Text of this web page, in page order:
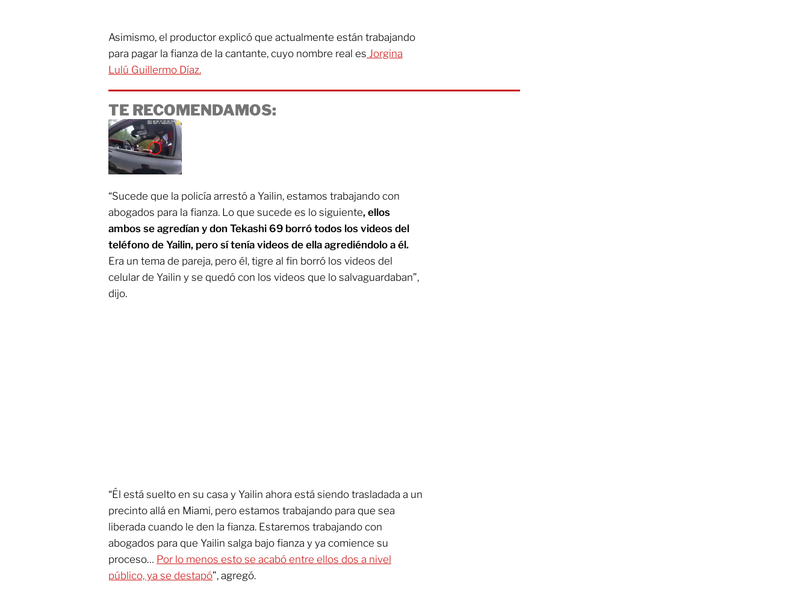
Asimismo, el productor explicó que actualmente están trabajando
para pagar la fianza de la cantante, cuyo nombre real es Jorgina
Lulú Guillermo Díaz.
TE RECOMENDAMOS:
“Sucede que la policía arrestó a Yailin, estamos trabajando con
abogados para la fianza. Lo que sucede es lo siguiente, ellos
ambos se agredían y don Tekashi 69 borró todos los videos del
teléfono de Yailin, pero sí tenía videos de ella agrediéndolo a él.
Era un tema de pareja, pero él, tigre al fin borró los videos del
celular de Yailin y se quedó con los videos que lo salvaguardaban”,
dijo.
“Él está suelto en su casa y Yailin ahora está siendo trasladada a un
precinto allá en Miami, pero estamos trabajando para que sea
liberada cuando le den la fianza. Estaremos trabajando con
abogados para que Yailin salga bajo fianza y ya comience su
proceso… Por lo menos esto se acabó entre ellos dos a nivel
público, ya se destapó”, agregó.